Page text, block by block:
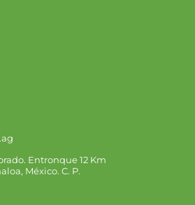
Entronque 12 Km
México. C. P.